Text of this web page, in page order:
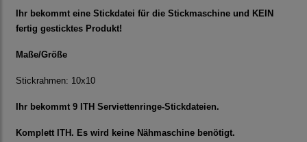
Ihr bekommt eine Stickdatei für die Stickmaschine und KEIN
fertig gesticktes Produkt!
Maße/Größe
Stickrahmen: 10x10
Ihr bekommt 9 ITH Serviettenringe-Stickdateien.
Komplett ITH. Es wird keine Nähmaschine benötigt.